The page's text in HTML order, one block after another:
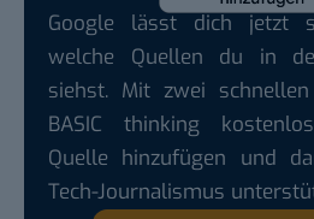
Google lässt dich jetzt
welche Quellen du in
siehst. Mit zwei
BASIC thinking
Quelle hinzufügen und
Tech-Journalismus